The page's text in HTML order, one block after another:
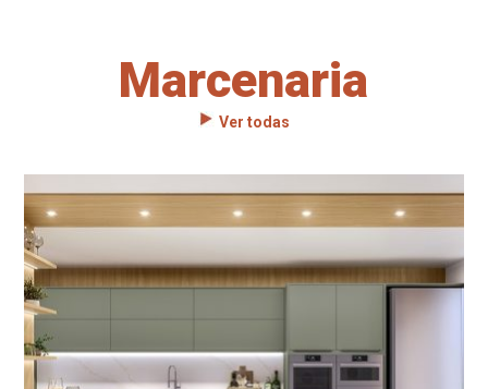
Marcenaria
Ver todas